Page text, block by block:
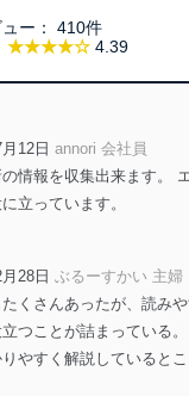
の取得・利用・提供に際し
います。また、当社が保
ん。当社においてはこれ
、従業者等の教育を徹
利用を行わないために、
関連する法令、国が定
します。また、当社の
びその他の規範を常に
★★★★☆ 4.39
ー： 410件
12日 annori 会社員
情報を収集出来ます。
立っています。
28日 ぶるーすかい 主婦
くさんあったが、読み
つことが詰まっている
やすく解説していると